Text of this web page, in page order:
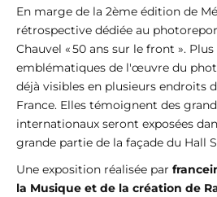
En marge de la 2ème édition de
rétrospective dédiée au
Chauvel « 50 ans sur le front ».
emblématiques de l'œuvre du
déjà visibles en plusieurs endroits
France. Elles témoignent des
internationaux seront exposées
grande partie de la façade du Hall
Une exposition réalisée par
la Musique et de la création de